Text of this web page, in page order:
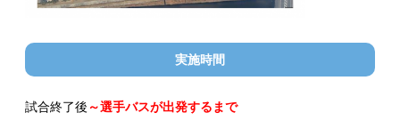
実施時間
試合終了後 ～選手バスが出発するまで